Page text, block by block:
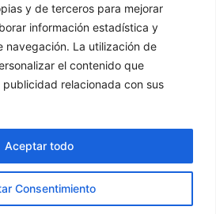
y de terceros para mejorar
información estadística y
navegación. La utilización de
el contenido que
relacionada con sus
Consentimiento
Aceptar todo
– 00:30h
– 01:00h
Chef Ejecutivo,Asesoría de
de Cookies|
schreiben lassen ghostwriter